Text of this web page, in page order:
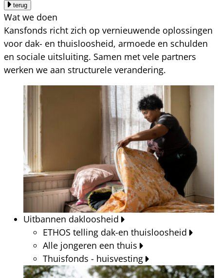
terug
Wat we doen
Kansfonds richt zich op vernieuwende oplossingen
voor dak- en thuisloosheid, armoede en schulden
en sociale uitsluiting. Samen met vele partners
werken we aan structurele verandering.
Uitbannen dakloosheid
ETHOS telling dak-en thuisloosheid
Alle jongeren een thuis
Thuisfonds - huisvesting